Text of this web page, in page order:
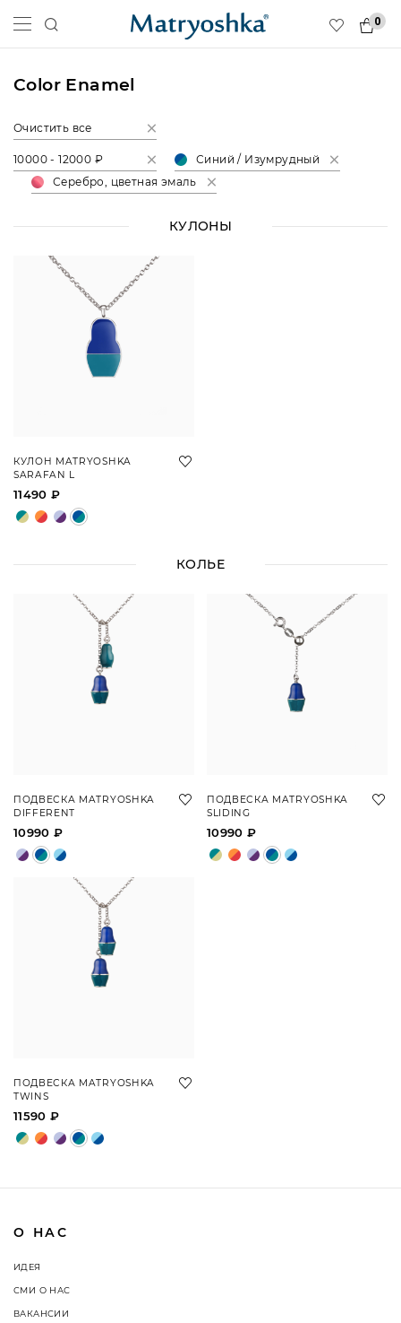
0
Color Enamel
Очистить все
10000 - 12000 ₽
Синий / Изумрудный
Серебро, цветная эмаль
КУЛОНЫ
КУЛОН MATRYOSHKA
SARAFAN L
11490 ₽
КОЛЬЕ
ПОДВЕСКА MATRYOSHKA
DIFFERENT
10990 ₽
ПОДВЕСКА MATRYOSHKA
SLIDING
10990 ₽
ПОДВЕСКА MATRYOSHKA
TWINS
11590 ₽
О НАС
ИДЕЯ
СМИ О НАС
ВАКАНСИИ